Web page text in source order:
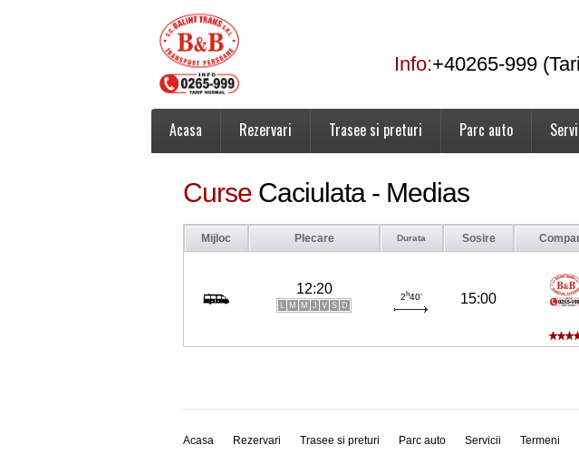
Info:+40265-999
Acasa Rezervari Trasee si preturi Parc auto
Curse Caciulata - Medias
Mijloc Plecare Durata Sosire
12:20
L M M J V S D
2 h40' 15:00
Acasa Rezervari Trasee si preturi Parc auto Servicii Termeni